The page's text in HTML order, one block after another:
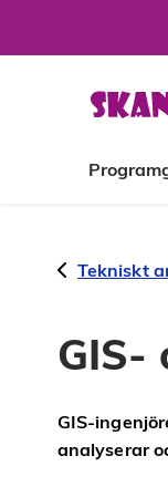
Tekniskt
GIS-
GIS-
analyserar